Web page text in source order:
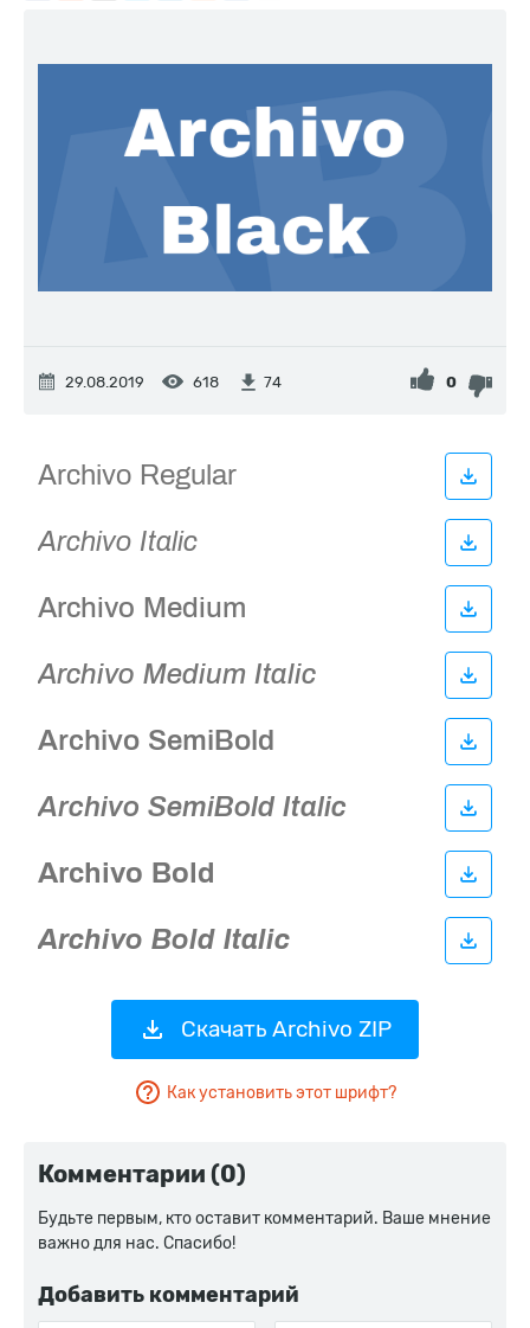
29.08.2019 618 74 0
Скачать Archivo ZIP
Как установить этот шрифт?
Комментарии (0)
Будьте первым, кто оставит комментарий. Ваше мнение
важно для нас. Спасибо!
Добавить комментарий